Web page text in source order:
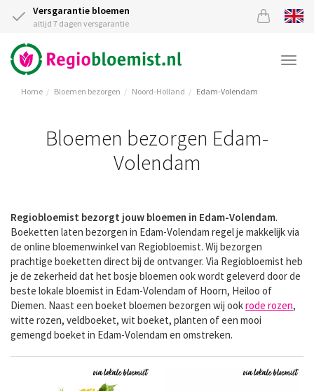
Versgarantie bloemen
altijd 7 dagen versgarantie
Home Bloemen bezorgen Noord-Holland Edam-Volendam
Bloemen bezorgen Edam-
Volendam
Regiobloemist bezorgt jouw bloemen in Edam-Volendam.
Boeketten laten bezorgen in Edam-Volendam regel je makkelijk via
de online bloemenwinkel van Regiobloemist. Wij bezorgen
prachtige boeketten direct bij de ontvanger. Via Regiobloemist heb
je de zekerheid dat het bosje bloemen ook wordt geleverd door de
beste lokale bloemist in Edam-Volendam of Hoorn, Heiloo of
Diemen. Naast een boeket bloemen bezorgen wij ookrode rozen,
witte rozen, veldboeket, wit boeket, planten of een mooi
gemengd boeket in Edam-Volendam en omstreken.